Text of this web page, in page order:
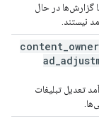
گزارش‌ها در حال
نیستند.
content owner
ad
تعدیل تبلیغات